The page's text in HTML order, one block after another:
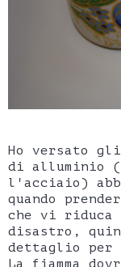
Ho versato
di alluminio
l'acciaio)
quando
che vi riduca
disastro,
dettaglio per
La fiamma